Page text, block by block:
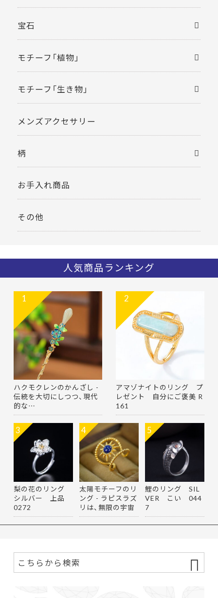
宝石
モチーフ「植物」
モチーフ「生き物」
メンズアクセサリー
柄
お手入れ商品
その他
人気商品ランキング
ハクモクレンのかんざし -
伝統を大切にしつつ、現代
的な…
1
アマゾナイトのリング プ
レゼント 自分にご褒美 R
161
2
梨の花のリング
シルバー 上品
0272
3
太陽モチーフのリ
ング - ラピスラズ
リは、無限の宇宙
を思…
4
鯉のリング SIL
VER こい 044
7
5